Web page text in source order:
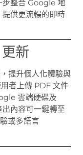
整合 Google 地
供更流暢的即時
新
提升個人化體驗與
者上傳 PDF 文件
雲端硬碟及
內容可一鍵轉至
或多語言